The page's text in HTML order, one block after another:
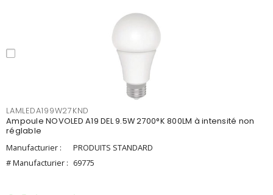
LAMLEDA199W27KND
Ampoule NOVOLED A19 DEL 9.5W 2700°K 800LM à intensité non
réglable
Manufacturier :
PRODUITS STANDARD
# Manufacturier : 69775